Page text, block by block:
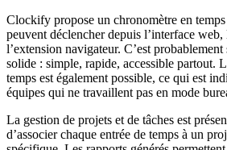
Clockify propose un chronomètre en
peuvent déclencher depuis l’interface
l’extension navigateur. C’est
solide : simple, rapide, accessible partout.
temps est également possible, ce qui est
équipes qui ne travaillent pas en mode
La gestion de projets et de tâches est
d’associer chaque entrée de temps à un